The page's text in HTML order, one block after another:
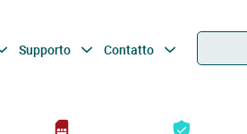
Supporto Contatto